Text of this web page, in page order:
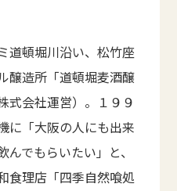
道頓堀川沿い、松竹座
醸造所「道頓堀麦酒醸
式会社運営）。１９９
に「大阪の人にも出来
でもらいたい」と、
食理店「四季自然喰処